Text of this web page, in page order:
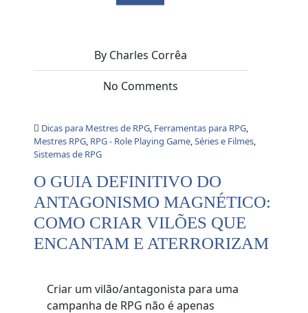
By Charles Corrêa
No Comments
Dicas para Mestres de RPG, Ferramentas para RPG,
Mestres RPG, RPG - Role Playing Game,Séries e Filmes,
Sistemas de RPG
O GUIA DEFINITIVO DO
ANTAGONISMO MAGNÉTICO:
COMO CRIAR VILÕES QUE
ENCANTAM E ATERRORIZAM
Criar um vilão/antagonista para uma
campanha de RPG não é apenas